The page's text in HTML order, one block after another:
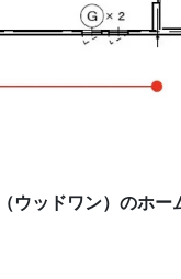
ウッドワン）のホー